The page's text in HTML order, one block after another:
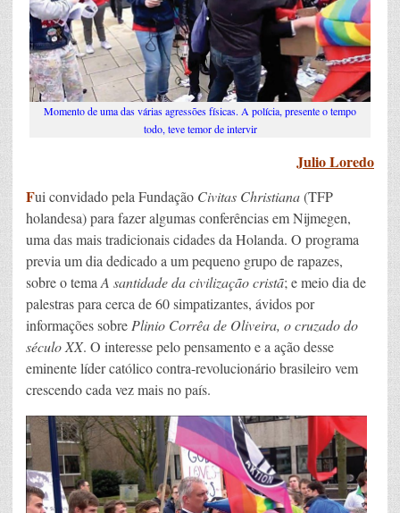
Momento de uma das várias agressões físicas. A polícia, presente o tempo
todo, teve temor de intervir
Julio Loredo
Fui convidado pela Fundação Civitas Christiana(TFP
holandesa) para fazer algumas conferências em Nijmegen,
uma das mais tradicionais cidades da Holanda. O programa
previa um dia dedicado a um pequeno grupo de rapazes,
sobre o tema A santidade da civilização cristã; e meio dia de
palestras para cerca de 60 simpatizantes, ávidos por
informações sobre Plinio Corrêa de Oliveira, o cruzado do
século XX. O interesse pelo pensamento e a ação desse
eminente líder católico contra-revolucionário brasileiro vem
crescendo cada vez mais no país.